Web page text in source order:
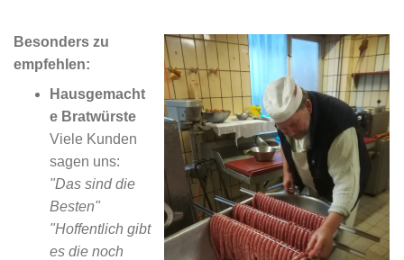
Besonders zu
empfehlen:
Hausgemacht
e Bratwürste
Viele Kunden
sagen uns:
"Das sind die
Besten"
"Hoffentlich gibt
es die noch